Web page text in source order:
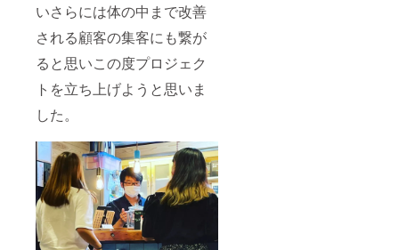
いさらには体の中まで改善
される顧客の集客にも繋が
ると思いこの度プロジェク
トを立ち上げようと思いま
した。